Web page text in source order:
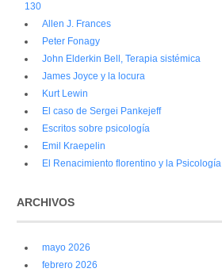
130
Allen J. Frances
Peter Fonagy
John Elderkin Bell, Terapia sistémica
James Joyce y la locura
Kurt Lewin
El caso de Sergei Pankejeff
Escritos sobre psicología
Emil Kraepelin
El Renacimiento florentino y la Psicología
ARCHIVOS
mayo 2026
febrero 2026